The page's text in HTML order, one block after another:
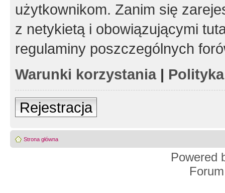
użytkownikom. Zanim się
z netykietą i obowiązującymi
regulaminy poszczególnych
Warunki korzystania|
Rejestracja
Strona główna
Powered